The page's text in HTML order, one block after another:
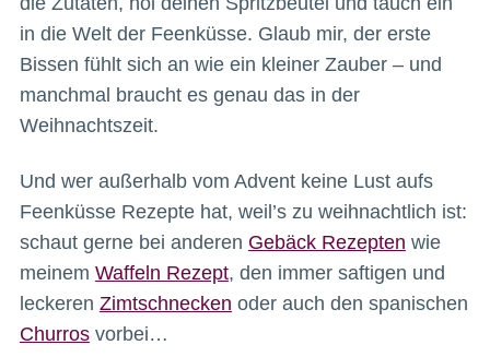
in die Welt der Feenküsse. Glaub mir, der erste
Bissen fühlt sich an wie ein kleiner Zauber – und
manchmal braucht es genau das in der
Weihnachtszeit.
Und wer außerhalb vom Advent keine Lust aufs
Feenküsse Rezepte hat, weil’s zu weihnachtlich ist:
schaut gerne bei anderen Gebäck Rezepten wie
meinem Waffeln Rezept, den immer saftigen und
leckeren Zimtschnecken oder auch den spanischen
Churrosvorbei…